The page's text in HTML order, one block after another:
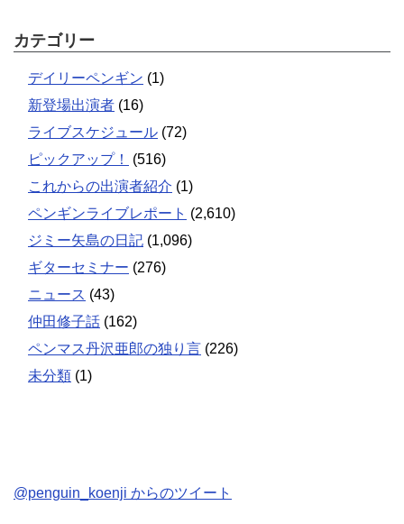
カテゴリー
デイリーペンギン (1)
新登場出演者 (16)
ライブスケジュール (72)
ピックアップ！
(516)
これからの出演者紹介 (1)
ペンギンライブレポート (2,610)
ジミー矢島の日記 (1,096)
ギターセミナー (276)
ニュース (43)
仲田修子話 (162)
ペンマス丹沢亜郎の独り言 (226)
未分類 (1)
@penguin_koenji からのツイート